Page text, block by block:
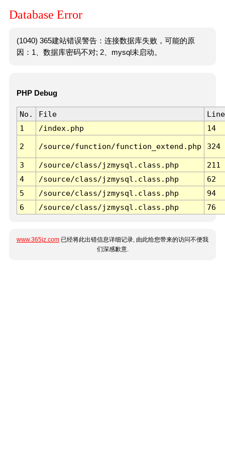
Database Error
(1040) 365建站错误警告：连接数据库失败，可能的原
因：1、数据库密码不对; 2、mysql未启动。
PHP Debug
No. File
Line
1
/index.php 14
2 /source/function/function_extend.php 324
3 /source/class/jzmysql.class.php
211
4
/source/class/jzmysql.class.php
62
5
/source/class/jzmysql.class.php
94
6
/source/class/jzmysql.class.php 76
www.365jz.com 已经将此出错信息详细记录, 由此给您带来的访问不便我
们深感歉意.